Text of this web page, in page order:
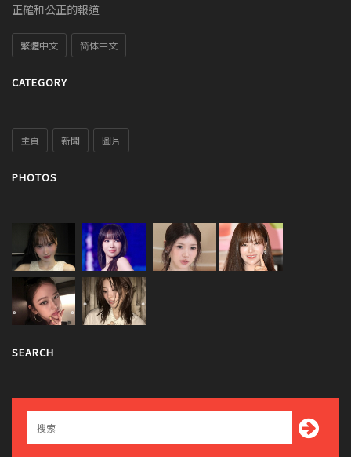
正確和公正的報道
繁體中文 简体中文
CATEGORY
主頁 新聞 圖片
PHOTOS
SEARCH